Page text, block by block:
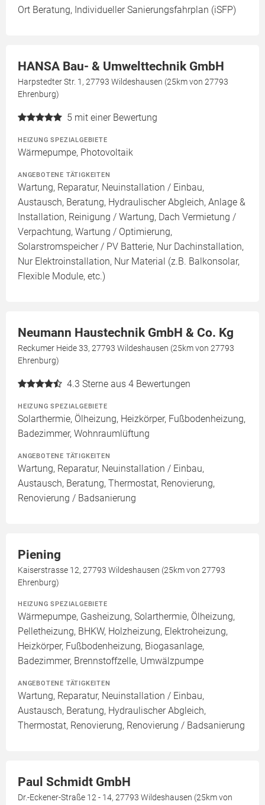
Ort Beratung, Individueller Sanierungsfahrplan (iSFP)
HANSA Bau- & Umwelttechnik GmbH
Harpstedter Str. 1, 27793 Wildeshausen (25km von 27793
Ehrenburg)
5 mit einer Bewertung
HEIZUNG SPEZIALGEBIETE
Wärmepumpe, Photovoltaik
ANGEBOTENE TÄTIGKEITEN
Wartung, Reparatur, Neuinstallation / Einbau,
Austausch, Beratung, Hydraulischer Abgleich, Anlage &
Installation, Reinigung / Wartung, Dach Vermietung /
Verpachtung, Wartung / Optimierung,
Solarstromspeicher / PV Batterie, Nur Dachinstallation,
Nur Elektroinstallation, Nur Material (z.B. Balkonsolar,
Flexible Module, etc.)
Neumann Haustechnik GmbH & Co. Kg
Reckumer Heide 33, 27793 Wildeshausen (25km von 27793
Ehrenburg)
4.3 Sterne aus 4 Bewertungen
HEIZUNG SPEZIALGEBIETE
Solarthermie, Ölheizung, Heizkörper, Fußbodenheizung,
Badezimmer, Wohnraumlüftung
ANGEBOTENE TÄTIGKEITEN
Wartung, Reparatur, Neuinstallation / Einbau,
Austausch, Beratung, Thermostat, Renovierung,
Renovierung / Badsanierung
Piening
Kaiserstrasse 12, 27793 Wildeshausen (25km von 27793
Ehrenburg)
HEIZUNG SPEZIALGEBIETE
Wärmepumpe, Gasheizung, Solarthermie, Ölheizung,
Pelletheizung, BHKW, Holzheizung, Elektroheizung,
Heizkörper, Fußbodenheizung, Biogasanlage,
Badezimmer, Brennstoffzelle, Umwälzpumpe
ANGEBOTENE TÄTIGKEITEN
Wartung, Reparatur, Neuinstallation / Einbau,
Austausch, Beratung, Hydraulischer Abgleich,
Thermostat, Renovierung, Renovierung / Badsanierung
Paul Schmidt GmbH
Dr.-Eckener-Straße 12 - 14, 27793 Wildeshausen (25km von